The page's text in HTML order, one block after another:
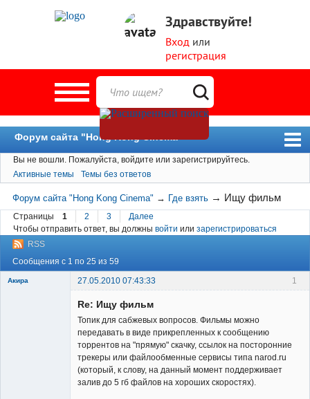
Здравствуйте!
Вход или
регистрация
Форум сайта "Hong Kong Cinema"
Форум
Новости
Пользователи
Поиск
Вы не вошли. Пожалуйста, войдите или зарегистрируйтесь.
Активные темы
Темы без ответов
Форум сайта "Hong Kong Cinema" → Где взять → Ищу фильм
Страницы 1 2 3
Далее
Чтобы отправить ответ, вы должны войти или зарегистрироваться
RSS
Сообщения с 1 по 25 из 59
1
Акира 27.05.2010 07:43:33
Re: Ищу фильм
Топик для сабжевых вопросов. Фильмы можно
передавать в виде прикрепленных к сообщению
торрентов на "прямую" скачку, ссылок на посторонние
трекеры или файлообменные сервисы типа narod.ru
(который, к слову, на данный момент поддерживает
залив до 5 гб файлов на хороших скоростях).